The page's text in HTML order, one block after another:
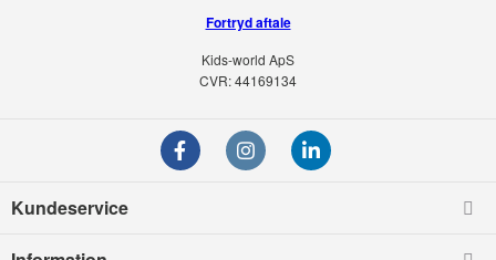
Fortryd aftale
Kids-world ApS
CVR: 44169134
Kundeservice